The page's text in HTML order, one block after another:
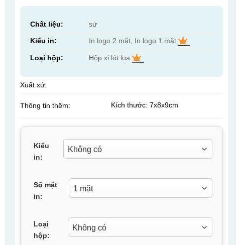
Chất liệu: sứ
Kiểu in: In logo 2 mặt, In logo 1 mặt
Loại hộp: Hộp xi lót lụa
Xuất xứ:
Thông tin thêm: Kích thước: 7x8x9cm
Kiểu
in:
Số mặt
in:
Loại
hộp: